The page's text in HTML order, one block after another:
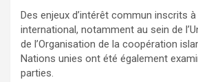
Des enjeux d’intérêt commun inscrits à
international, notamment au sein de
de l’Organisation de la coopération
Nations unies ont été également
parties.